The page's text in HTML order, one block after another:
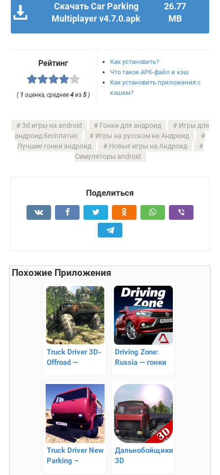
Скачать Car Parking
Multiplayer v4.7.0.apk
26.77
MB
Рейтинг
( 1 оценка, среднее4 из5 )
Как установить?
Что такое APK-файл и кэш
Как установить приложения с
кэшем?
3d игры на android Гонки для андроид
Игры для
андроид бесплатно
Игры на русском на Андроид
Лучшие гонки андроид
Новые игры на Андроид
Симуляторы android
Поделиться
Похожие Приложения
Truck Driver 3D-
Offroad —
внедорожного
вождения
Driving Zone:
Russia — гонки
российского
производства!
Truck Driver New
Parking –
Дальнобойщики
3D